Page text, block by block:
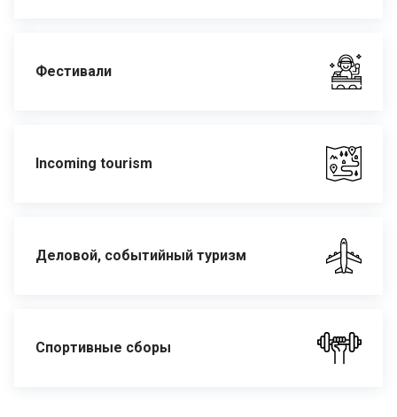
Фестивали
Incoming tourism
Деловой, событийный туризм
Спортивные сборы